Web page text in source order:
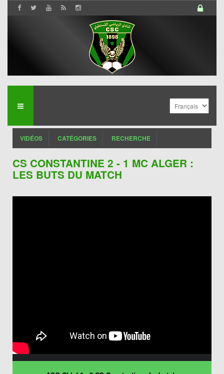
VIDÉOS CATÉGORIES RECHERCHE
CS CONSTANTINE 2 - 1 MC ALGER :
LES BUTS DU MATCH